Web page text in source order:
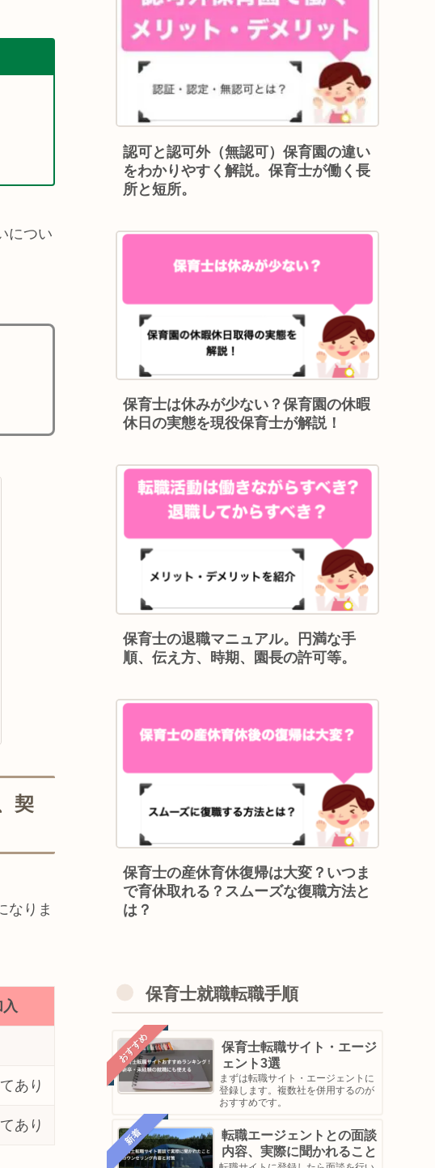
につい
契
なりま
あり
あり
認可と認可外（無認可）保育園の違い
をわかりやすく解説。保育士が働く長
所と短所。
保育士は休みが少ない？保育園の休暇
休日の実態を現役保育士が解説！
保育士の退職マニュアル。円満な手
順、伝え方、時期、園長の許可等。
保育士の産休育休復帰は大変？いつま
で育休取れる？スムーズな復職方法と
は？
保育士就職転職手順
おすすめ
保育士転職サイト・エージ
ェント3選
まずは転職サイト・エージェントに
登録します。複数社を併用するのが
おすすめです。
新着
転職エージェントとの面談
内容、実際に聞かれること